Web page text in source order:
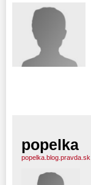
popelka
popelka.blog.pravda.sk